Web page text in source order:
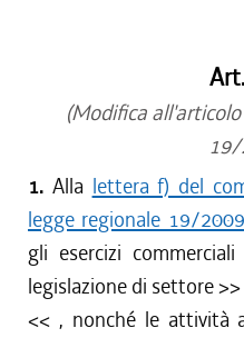
(Modifica
19/
1. Alla lettera f) del
legge regionale 19/2009
gli esercizi
legislazione di settore
<< , nonché le attività